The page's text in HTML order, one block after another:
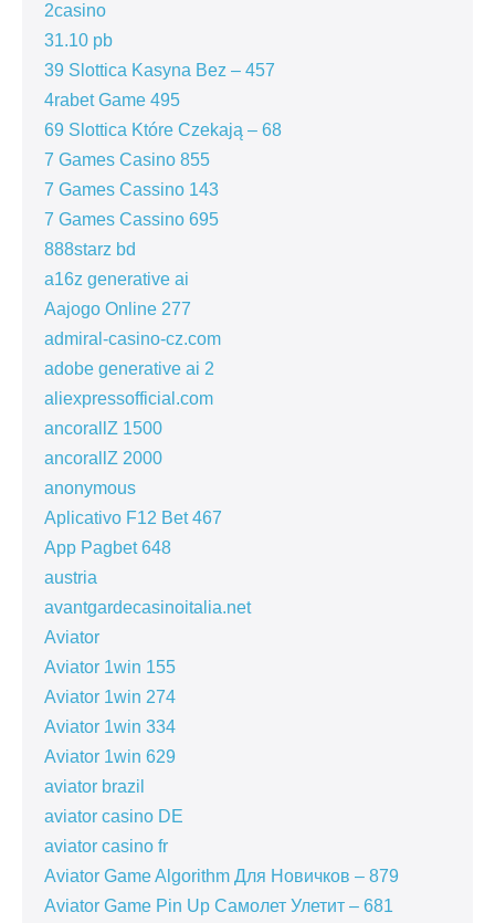
2casino
31.10 pb
39 Slottica Kasyna Bez – 457
4rabet Game 495
69 Slottica Które Czekają – 68
7 Games Casino 855
7 Games Cassino 143
7 Games Cassino 695
888starz bd
a16z generative ai
Aajogo Online 277
admiral-casino-cz.com
adobe generative ai 2
aliexpressofficial.com
ancorallZ 1500
ancorallZ 2000
anonymous
Aplicativo F12 Bet 467
App Pagbet 648
austria
avantgardecasinoitalia.net
Aviator
Aviator 1win 155
Aviator 1win 274
Aviator 1win 334
Aviator 1win 629
aviator brazil
aviator casino DE
aviator casino fr
Aviator Game Algorithm Для Новичков – 879
Aviator Game Pin Up Самолет Улетит – 681